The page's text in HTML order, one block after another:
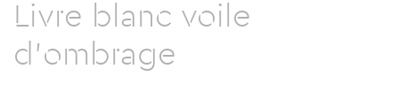
Livre blanc voile
d'ombrage